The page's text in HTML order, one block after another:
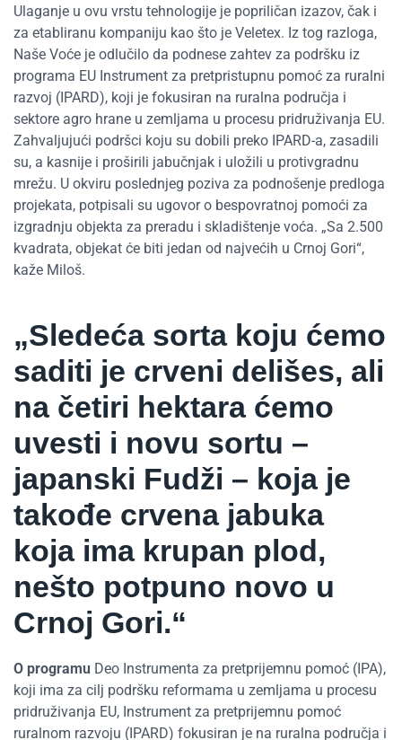
Ulaganje u ovu vrstu tehnologije je popriličan izazov, čak i
za etabliranu kompaniju kao što je Veletex. Iz tog razloga,
Naše Voće je odlučilo da podnese zahtev za podršku iz
programa EU Instrument za pretpristupnu pomoć za ruralni
razvoj (IPARD), koji je fokusiran na ruralna područja i
sektore agro hrane u zemljama u procesu pridruživanja EU.
Zahvaljujući podršci koju su dobili preko IPARD-a, zasadili
su, a kasnije i proširili jabučnjak i uložili u protivgradnu
mrežu. U okviru poslednjeg poziva za podnošenje predloga
projekata, potpisali su ugovor o bespovratnoj pomoći za
izgradnju objekta za preradu i skladištenje voća. „Sa 2.500
kvadrata, objekat će biti jedan od najvećih u Crnoj Gori“,
kaže Miloš.
„Sledeća sorta koju ćemo
saditi je crveni delišes, ali
na četiri hektara ćemo
uvesti i novu sortu –
japanski Fudži – koja je
takođe crvena jabuka
koja ima krupan plod,
nešto potpuno novo u
Crnoj Gori.“
O programu Deo Instrumenta za pretprijemnu pomoć (IPA),
koji ima za cilj podršku reformama u zemljama u procesu
pridruživanja EU, Instrument za pretprijemnu pomoć
ruralnom razvoju (IPARD) fokusiran je na ruralna područja i